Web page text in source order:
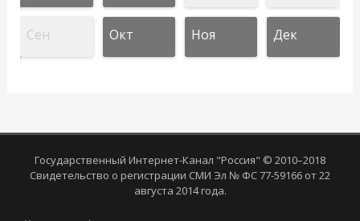
Сен Окт Ноя Дек
Государственный Интернет-Канал "Россия" © 2010–2018
Свидетельство о регистрации СМИ Эл № ФС 77-59166 от 22
августа 2014 года.